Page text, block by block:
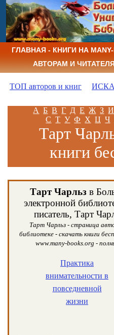
ГЛАВНАЯ - КНИГИ НА MANY-
АВТОРАМ И
ТОП авторов и книг
А Б В Г Д Е Ж З И
С Т У Ф Х Ц Ч
Тарт
книги
читать
Тарт Чарльзв
электронной
писатель, Тарт
Тарт Чарльз - страница
библиотеке - скачать книги
www.many-books.org -
Практика
внимательности в
повседневной
жизни